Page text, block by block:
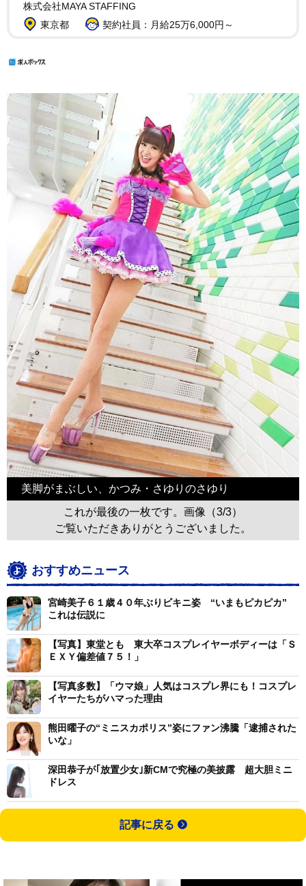
株式会社MAYA STAFFING
東京都
契約社員：月給25万6,000円～
美脚がまぶしい、かつみ・さゆりのさゆり
これが最後の一枚です。画像（3/3）
ご覧いただきありがとうございました。
おすすめニュース
宮崎美子６１歳４０年ぶりビキニ姿 “いまもピカピカ”
これは伝説に
【写真】東堂とも 東大卒コスプレイヤーボディーは「Ｓ
ＥＸＹ偏差値７５！」
【写真多数】「ウマ娘」人気はコスプレ界にも！コスプレ
イヤーたちがハマった理由
熊田曜子の“ミニスカポリス”姿にファン沸騰「逮捕された
いな」
深田恭子が｢放置少女｣新CMで究極の美披露 超大胆ミニ
ドレス
記事に戻る